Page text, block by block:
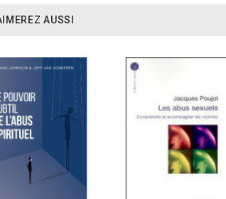
AUSSI